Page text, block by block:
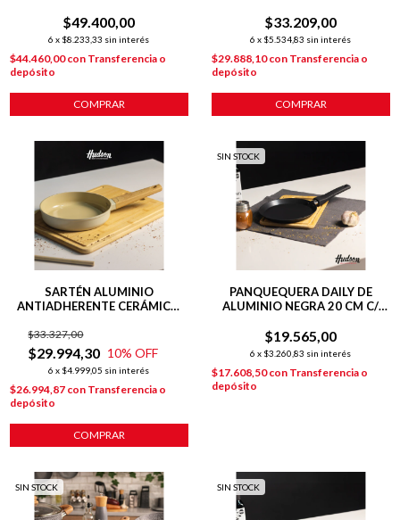
$49.400,00
6 x $8.233,33 sin interés
$44.460,00con Transferencia o
depósito
$33.209,00
6 x $5.534,83 sin interés
$29.888,10con Transferencia o
depósito
COMPRAR
SARTÉN ALUMINIO
ANTIADHERENTE CERÁMICO
$29.994,30
$33.327,00
10% OFF
6 x $4.999,05 sin interés
$26.994,87 con Transferencia o
depósito
COMPRAR
SIN STOCK
PANQUEQUERA DAILY DE
ALUMINIO NEGRA 20 CM C/
$19.565,00
6 x $3.260,83 sin interés
$17.608,50con Transferencia o
depósito
SIN STOCK SIN STOCK